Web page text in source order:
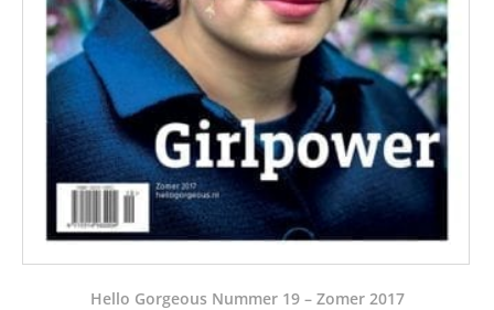
Hello Gorgeous Nummer 19 – Zomer 2017